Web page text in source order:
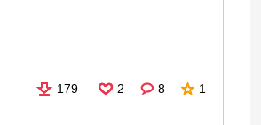
179 2 8 1